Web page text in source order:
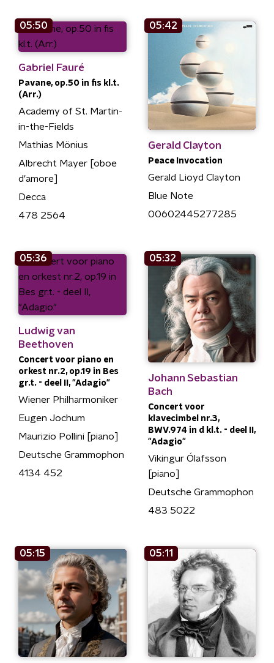
05:50
Gabriel Fauré
Pavane, op.50 in fis kl.t.
(Arr.)
Academy of St. Martin-
in-the-Fields
Mathias Mönius
Albrecht Mayer [oboe
d'amore]
Decca
478 2564
05:42
Gerald Clayton
Peace Invocation
Gerald Lioyd Clayton
Blue Note
00602445277285
05:36
Ludwig van
Beethoven
Concert voor piano en
orkest nr.2, op.19 in Bes
gr.t. - deel II, "Adagio"
Wiener Philharmoniker
Eugen Jochum
Maurizio Pollini [piano]
Deutsche Grammophon
4134 452
05:32
Johann Sebastian
Bach
Concert voor
klavecimbel nr.3,
BWV.974 in d kl.t. - deel II,
"Adagio"
Vikingur Ólafsson
[piano]
Deutsche Grammophon
483 5022
05:15 05:11